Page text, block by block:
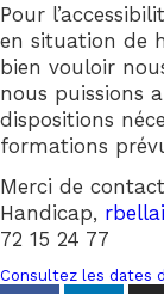
Pour
en situation de
bien vouloir
nous puissions
dispositions
formations
Merci de
Handicap,
72 15 24 77
Consultez les dates